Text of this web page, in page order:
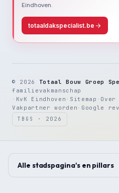
Eindhoven.
totaaldakspecialist.be
© 2026 Totaal Bouw Groep
familievakmanschap
· KvK Eindhoven · Sitemap · Over
Vakpartner worden · Google
TBGS · 2026
Alle stadspagina's en pillars